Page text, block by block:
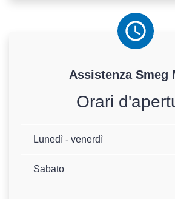
Assistenza Smeg
Orari
Lunedì - venerdì
Sabato